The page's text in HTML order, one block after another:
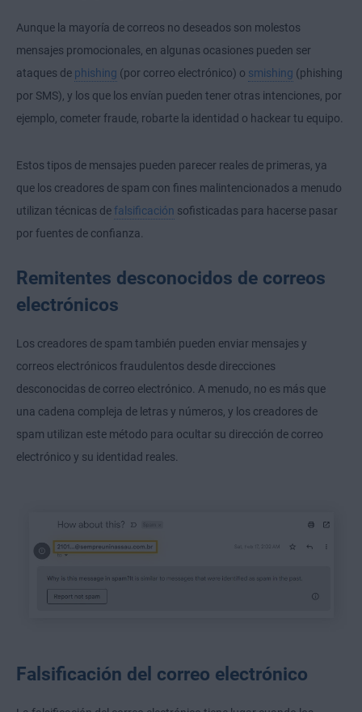
Aunque la mayoría de correos no deseados son molestos
mensajes promocionales, en algunas ocasiones pueden ser
ataques de phishing (por correo electrónico) o smishing (phishing
por SMS), y los que los envían pueden tener otras intenciones, por
ejemplo, cometer fraude, robarte la identidad o hackear tu equipo.
Estos tipos de mensajes pueden parecer reales de primeras, ya
que los creadores de spam con fines malintencionados a menudo
utilizan técnicas defalsificación sofisticadas para hacerse pasar
por fuentes de confianza.
Remitentes desconocidos de correos
electrónicos
Los creadores de spam también pueden enviar mensajes y
correos electrónicos fraudulentos desde direcciones
desconocidas de correo electrónico. A menudo, no es más que
una cadena compleja de letras y números, y los creadores de
spam utilizan este método para ocultar su dirección de correo
electrónico y su identidad reales.
Falsificación del correo electrónico